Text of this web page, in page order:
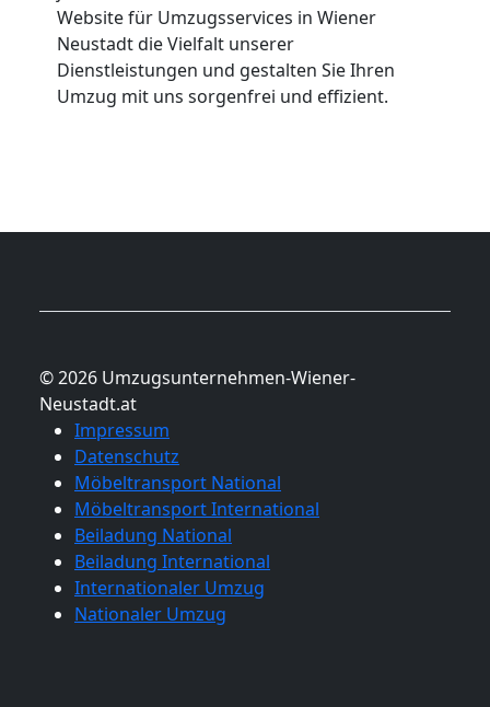
Website für Umzugsservices in Wiener
Neustadt die Vielfalt unserer
Dienstleistungen und gestalten Sie Ihren
Umzug mit uns sorgenfrei und effizient.
© 2026 Umzugsunternehmen-Wiener-
Neustadt.at
Impressum
Datenschutz
Möbeltransport National
Möbeltransport International
Beiladung National
Beiladung International
Internationaler Umzug
Nationaler Umzug